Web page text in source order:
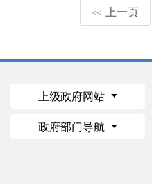
<< 上一页
上级政府网站
政府部门导航